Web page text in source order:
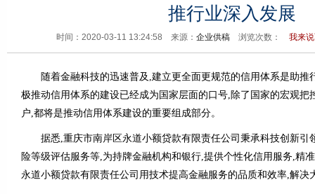
推行业深入发展
时间：2020-03-11 13:24:58 来源： 企业供稿 浏览次数： 我来
随着金融科技的迅速普及,建立更全面更规范的信用体系是助推
极推动信用体系的建设已经成为国家层面的口号,除了国家的宏观把
户,都将是推动信用体系建设的重要组成部分。
据悉,重庆市南岸区永道小额贷款有限责任公司秉承科技创新引
险等级评估服务等,为持牌金融机构和银行,提供个性化信用服务,精
永道小额贷款有限责任公司用技术提高金融服务的品质和效率,解决